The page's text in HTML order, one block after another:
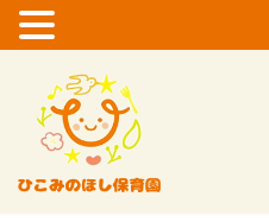
ン
テ
ツ